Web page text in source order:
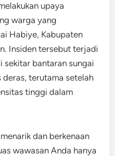
upaya
warga yang
Habiye, Kabupaten
Insiden tersebut terjadi
sekitar bantaran sungai
terutama setelah
tinggi dalam
dan berkenaan
wawasan Anda hanya